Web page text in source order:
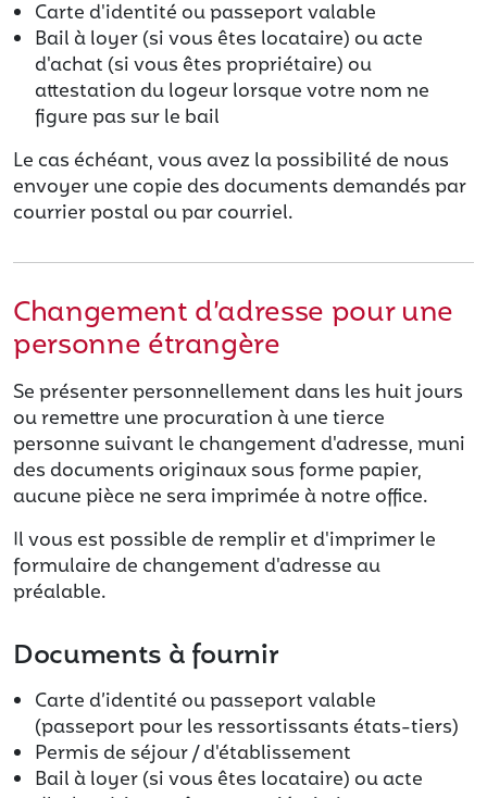
Carte d'identité ou passeport valable
Bail à loyer (si vous êtes locataire) ou acte
d'achat (si vous êtes propriétaire) ou
attestation du logeur lorsque votre nom ne
figure pas sur le bail
Le cas échéant, vous avez la possibilité de nous
envoyer une copie des documents demandés par
courrier postal ou par courriel.
Changement d’adresse pour une
personne étrangère
Se présenter personnellement dans les huit jours
ou remettre une procuration à une tierce
personne suivant le changement d'adresse, muni
des documents originaux sous forme papier,
aucune pièce ne sera imprimée à notre office.
Il vous est possible de remplir et d'imprimer le
formulaire de changement d'adresse au
préalable.
Documents à fournir
Carte d’identité ou passeport valable
(passeport pour les ressortissants états-tiers)
Permis de séjour / d'établissement
Bail à loyer (si vous êtes locataire) ou acte